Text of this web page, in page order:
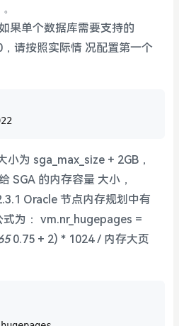
果单个数据库需要支持的
请按照实际情 况配置第一个
为 sga_max_size + 2GB，
SGA 的内存容量 大小，
Oracle 节点内存规划中有
为： vm.nr_hugepages =
0.75 + 2) * 1024 / 内存大页